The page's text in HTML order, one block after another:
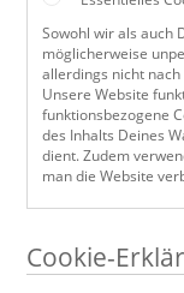
Sowohl wir als auch
möglicherweise
allerdings nicht
Unsere Website
funktionsbezogene
des Inhalts Deines
dient. Zudem
man die Website
Cookie-